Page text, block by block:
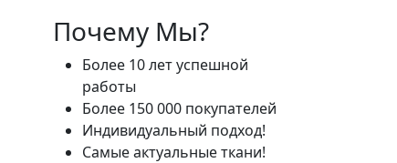
Почему Мы?
Более 10 лет успешной
работы
Более 150 000 покупателей
Индивидуальный подход!
Самые актуальные ткани!